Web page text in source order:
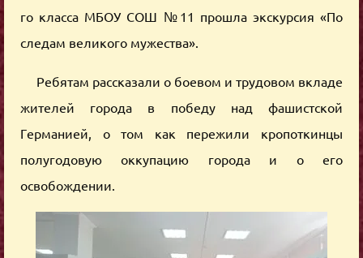
го класса МБОУ СОШ №11 прошла экскурсия «По
следам великого мужества».
Ребятам рассказали о боевом и трудовом вкладе
жителей города в победу над фашистской
Германией, о том как пережили кропоткинцы
полугодовую оккупацию города и о его
освобождении.